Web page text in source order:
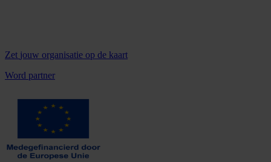
Zet jouw organisatie op de kaart
Word partner